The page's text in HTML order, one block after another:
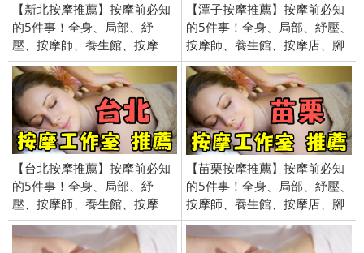
【新北按摩推薦】按摩前必知
的5件事！全身、局部、紓
壓、按摩師、養生館、按摩
店、腳底按摩、價格、費用、
價錢、特殊 服務
【潭子按摩推薦】按摩前必知
的5件事！全身、局部、紓壓、
按摩師、養生館、按摩店、腳
底按摩、價格、費用、價錢、
特殊 服務、到府服務
【台北按摩推薦】按摩前必知
的5件事！全身、局部、紓
壓、按摩師、養生館、按摩
店、腳底按摩、價格、費用、
價錢、特殊 服務
【苗栗按摩推薦】按摩前必知
的5件事！全身、局部、紓壓、
按摩師、養生館、按摩店、腳
底按摩、價格、費用、價錢、
特殊 服務